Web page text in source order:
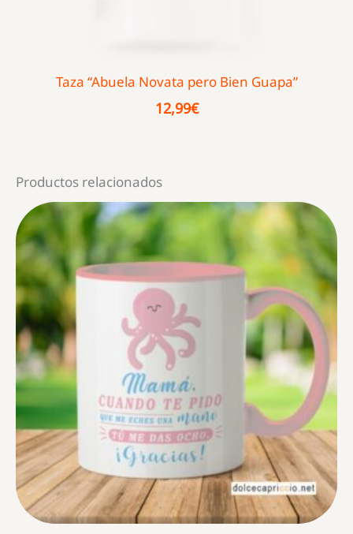
Taza “Abuela Novata pero Bien Guapa”
12,99€
Productos relacionados